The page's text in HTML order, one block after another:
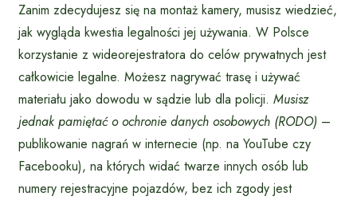
Zanim zdecydujesz się na montaż kamery, musisz wiedzieć,
jak wygląda kwestia legalności jej używania. W Polsce
korzystanie z wideorejestratora do celów prywatnych jest
całkowicie legalne. Możesz nagrywać trasę i używać
materiału jako dowodu w sądzie lub dla policji. Musisz
jednak pamiętać o ochronie danych osobowych (RODO) –
publikowanie nagrań w internecie (np. na YouTube czy
Facebooku), na których widać twarze innych osób lub
numery rejestracyjne pojazdów, bez ich zgody jest